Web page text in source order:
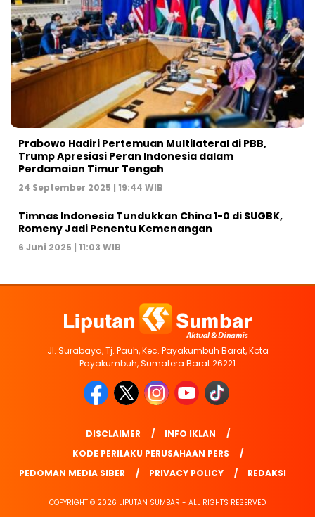
Prabowo Hadiri Pertemuan Multilateral di PBB,
Trump Apresiasi Peran Indonesia dalam
Perdamaian Timur Tengah
24 September 2025 | 19:44 WIB
Timnas Indonesia Tundukkan China 1-0 di SUGBK,
Romeny Jadi Penentu Kemenangan
6 Juni 2025 | 11:03 WIB
Jl. Surabaya, Tj. Pauh, Kec. Payakumbuh Barat, Kota
Payakumbuh, Sumatera Barat 26221
DISCLAIMER
INFO IKLAN
KODE PERILAKU PERUSAHAAN PERS
PEDOMAN MEDIA SIBER
PRIVACY POLICY REDAKSI
COPYRIGHT © 2026 LIPUTAN SUMBAR - ALL RIGHTS RESERVED